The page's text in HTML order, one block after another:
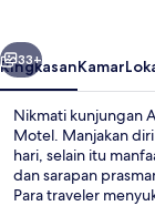
Berikutnya
33+
RingkasanKamar
Nikmati kunjungan
Motel. Manjakan
hari, selain itu
dan sarapan
Para traveler